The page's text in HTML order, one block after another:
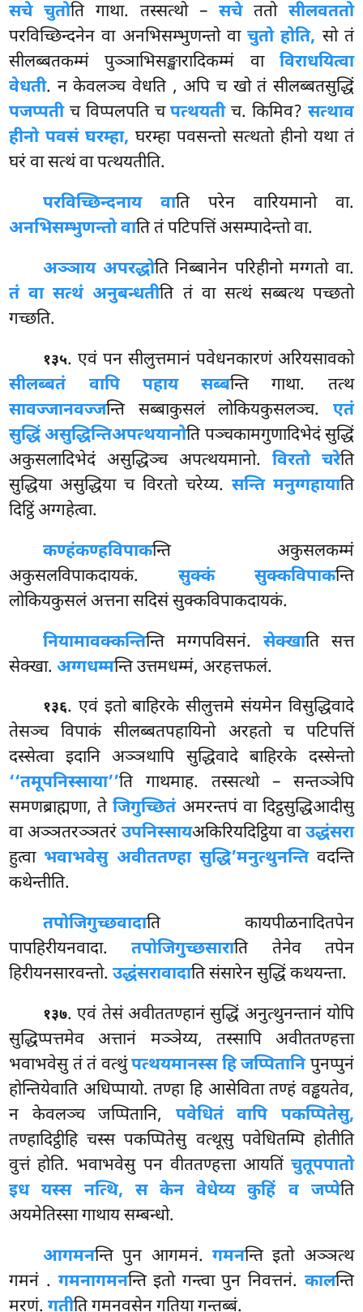
सचे चुतोति गाथा. तस्सत्थो – सचेततो सीलवततो
परविच्छिन्दनेन वा अनभिसम्भुणन्तो वाचुतो होति, सो तं
सीलब्बतकम्मं पुञ्ञाभिसङ्खारादिकम्मं वा विराधयित्वा
वेधती. न केवलञ्च वेधति , अपि च खो तं सीलब्बतसुद्धिं
पजप्पतीच विप्पलपति चपत्थयतीच. किमिव? सत्थाव
हीनो पवसं घरम्हा, घरम्हा पवसन्तो सत्थतो हीनो यथा तं
घरं वा सत्थं वा पत्थयतीति.
परविच्छिन्दनाय वाति परेन वारियमानो वा.
अनभिसम्भुणन्तो वाति तं पटिपत्तिं असम्पादेन्तो वा.
अञ्ञाय अपरद्धोति निब्बानेन परिहीनो मग्गतो वा.
तं वा सत्थं अनुबन्धतीति तं वा सत्थं सब्बत्थ पच्छतो
गच्छति.
१३५. एवं पन सीलुत्तमानं पवेधनकारणं अरियसावको
सीलब्बतं वापि पहाय सब्बन्ति गाथा. तत्थ
सावज्जानवज्जन्ति सब्बाकुसलं लोकियकुसलञ्च. एतं
सुद्धिं असुद्धिन्तिअपत्थयानोति पञ्चकामगुणादिभेदं सुद्धिं
अकुसलादिभेदं असुद्धिञ्च अपत्थयमानो. विरतो चरेति
सुद्धिया असुद्धिया च विरतो चरेय्य. सन्ति मनुग्गहायाति
दिट्ठिं अग्गहेत्वा.
कण्हंकण्हविपाकन्ति अकुसलकम्मं
अकुसलविपाकदायकं. सुक्कं सुक्कविपाकन्ति
लोकियकुसलं अत्तना सदिसं सुक्कविपाकदायकं.
नियामावक्कन्तिन्ति मग्गपविसनं. सेक्खाति सत्त
सेक्खा.अग्गधम्मन्ति उत्तमधम्मं, अरहत्तफलं.
१३६. एवं इतो बाहिरके सीलुत्तमे संयमेन विसुद्धिवादे
तेसञ्च विपाकं सीलब्बतपहायिनो अरहतो च पटिपत्तिं
दस्सेत्वा इदानि अञ्ञथापि सुद्धिवादे बाहिरके दस्सेन्तो
‘‘तमूपनिस्साया’’ति गाथमाह. तस्सत्थो – सन्तञ्ञेपि
समणब्राह्मणा, तेजिगुच्छितंअमरन्तपं वा दिट्ठसुद्धिआदीसु
वा अञ्ञतरञ्ञतरं उपनिस्सायअकिरियदिट्ठिया वाउद्धंसरा
हुत्वा भवाभवेसु अवीततण्हा सुद्धि’मनुत्थुनन्तिवदन्ति
कथेन्तीति.
तपोजिगुच्छवादाति कायपीळनादितपेन
पापहिरीयनवादा.तपोजिगुच्छसाराति तेनेव तपेन
हिरीयनसारवन्तो.उद्धंसरावादाति संसारेन सुद्धिं कथयन्ता.
१३७. एवं तेसं अवीततण्हानं सुद्धिं अनुत्थुनन्तानं योपि
सुद्धिप्पत्तमेव अत्तानं मञ्ञेय्य, तस्सापि अवीततण्हत्ता
भवाभवेसु तं तं वत्थुंपत्थयमानस्स हि जप्पितानिपुनप्पुनं
होन्तियेवाति अधिप्पायो. तण्हा हि आसेविता तण्हं वड्ढयतेव,
न केवलञ्च जप्पितानि, पवेधितं वापि पकप्पितेसु,
तण्हादिट्ठीहि चस्स पकप्पितेसु वत्थूसु पवेधितम्पि होतीति
वुत्तं होति. भवाभवेसु पन वीततण्हत्ता आयतिं चुतूपपातो
इध यस्स नत्थि, स केन वेधेय्य कुहिं व जप्पेति
अयमेतिस्सा गाथाय सम्बन्धो.
आगमनन्ति पुन आगमनं.गमनन्ति इतो अञ्ञत्थ
गमनं . गमनागमनन्ति इतो गन्त्वा पुन निवत्तनं. कालन्ति
मरणं.गतीति गमनवसेन गतिया गन्तब्बं.